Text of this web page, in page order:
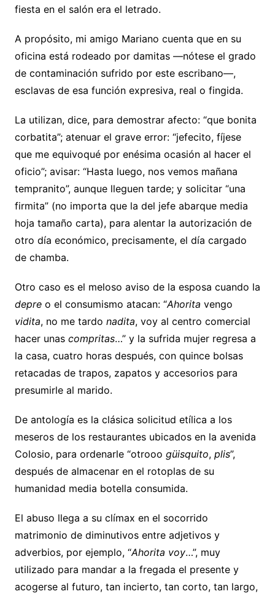
fiesta en el salón era el letrado.
A propósito, mi amigo Mariano cuenta que en su
oficina está rodeado por damitas —nótese el grado
de contaminación sufrido por este escribano—,
esclavas de esa función expresiva, real o fingida.
La utilizan, dice, para demostrar afecto: “que bonita
corbatita”; atenuar el grave error: “jefecito, fíjese
que me equivoqué por enésima ocasión al hacer el
oficio”; avisar: “Hasta luego, nos vemos mañana
tempranito”, aunque lleguen tarde; y solicitar “una
firmita” (no importa que la del jefe abarque media
hoja tamaño carta), para alentar la autorización de
otro día económico, precisamente, el día cargado
de chamba.
Otro caso es el meloso aviso de la esposa cuando la
depreo el consumismo atacan: “Ahorita vengo
vidita, no me tardo nadita, voy al centro comercial
hacer unas compritas…” y la sufrida mujer regresa a
la casa, cuatro horas después, con quince bolsas
retacadas de trapos, zapatos y accesorios para
presumirle al marido.
De antología es la clásica solicitud etílica a los
meseros de los restaurantes ubicados en la avenida
Colosio, para ordenarle “otrooo güisquito, plis”,
después de almacenar en el rotoplas de su
humanidad media botella consumida.
El abuso llega a su clímax en el socorrido
matrimonio de diminutivos entre adjetivos y
adverbios, por ejemplo, “Ahorita voy…”, muy
utilizado para mandar a la fregada el presente y
acogerse al futuro, tan incierto, tan corto, tan largo,